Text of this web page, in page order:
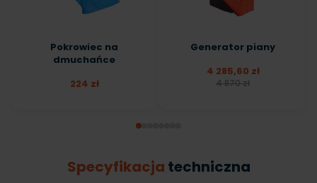
Pokrowiec na
dmuchańce
224 zł
Generator piany
4 285,60 zł
4 870 zł
Specyfikacja techniczna